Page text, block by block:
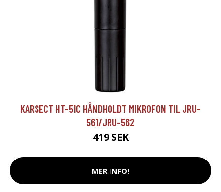
KARSECT HT-51C HÅNDHOLDT MIKROFON TIL JRU-
561/JRU-562
419 SEK
MER INFO!